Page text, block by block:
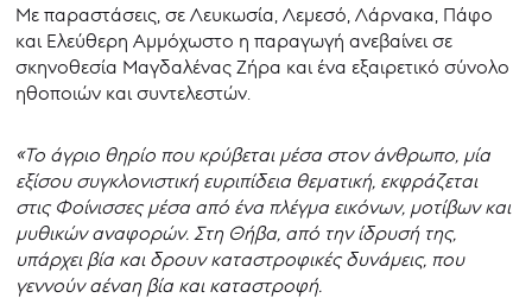
Με παραστάσεις, σε Λευκωσία, Λεμεσό, Λάρνακα, Πάφο
και Ελεύθερη Αμμόχωστο η παραγωγή ανεβαίνει σε
σκηνοθεσία Μαγδαλένας Ζήρα και ένα εξαιρετικό σύνολο
ηθοποιών και συντελεστών.
«Το άγριο θηρίο που κρύβεται μέσα στον άνθρωπο, μία
εξίσου συγκλονιστική ευριπίδεια θεματική, εκφράζεται
στις Φοίνισσες μέσα από ένα πλέγμα εικόνων, μοτίβων και
μυθικών αναφορών. Στη Θήβα, από την ίδρυσή της,
υπάρχει βία και δρουν καταστροφικές δυνάμεις, που
γεννούν αέναη βία και καταστροφή.